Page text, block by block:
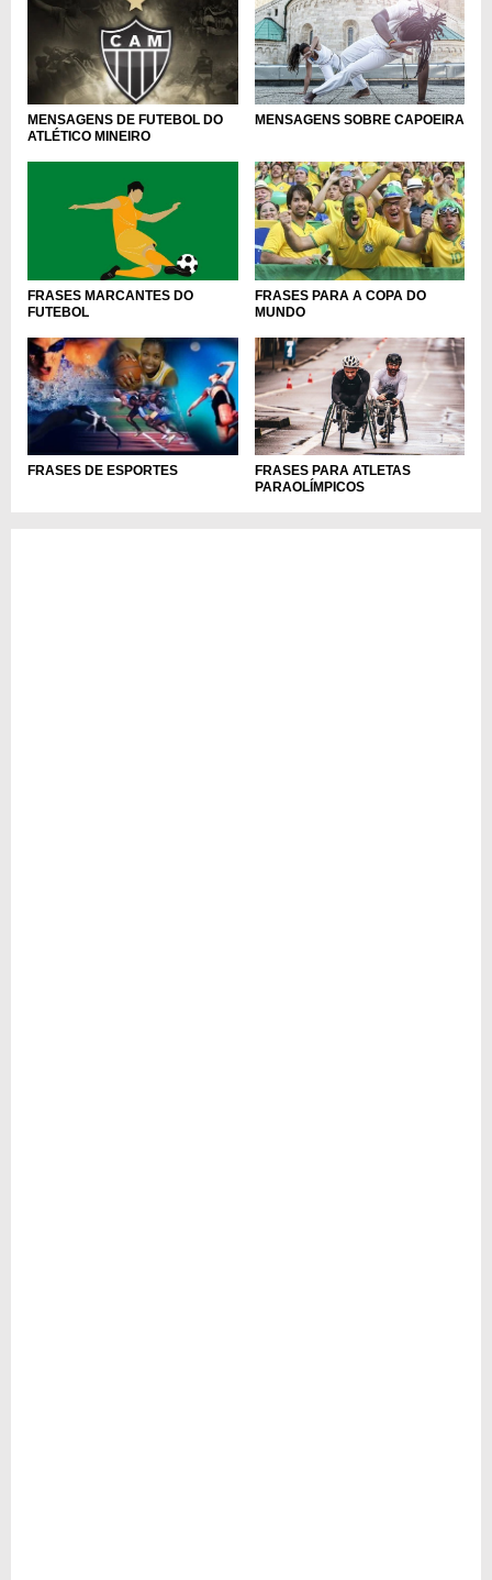
MENSAGENS DE FUTEBOL DO
ATLÉTICO MINEIRO
MENSAGENS SOBRE CAPOEIRA
FRASES MARCANTES DO
FUTEBOL
FRASES PARA A COPA DO
MUNDO
FRASES DE ESPORTES
FRASES PARA ATLETAS
PARAOLÍMPICOS